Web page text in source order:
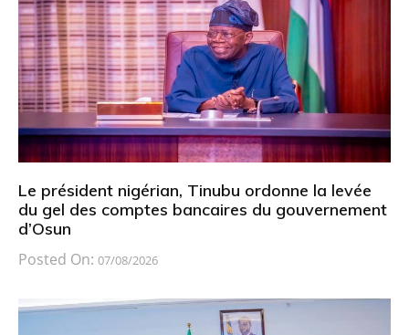
Le président nigérian, Tinubu ordonne la levée
du gel des comptes bancaires du gouvernement
d’Osun
Posted On: 07/08/2026